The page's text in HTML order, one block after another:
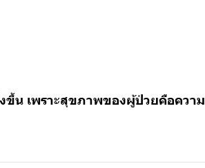
ขึ้น เพราะสุขภาพของผู้ป่วยคือความ